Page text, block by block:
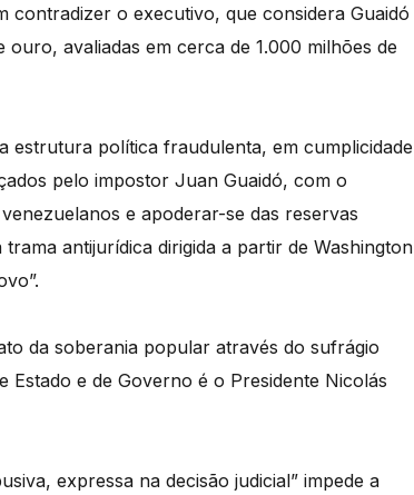
contradizer o executivo, que considera Guaidó
avaliadas em cerca de 1.000 milhões de
estrutura política fraudulenta, em cumplicidade
pelo impostor Juan Guaidó, com o
e apoderar-se das reservas
antijurídica dirigida a partir de Washington
da soberania popular através do sufrágio
e de Governo é o Presidente Nicolás
expressa na decisão judicial” impede a